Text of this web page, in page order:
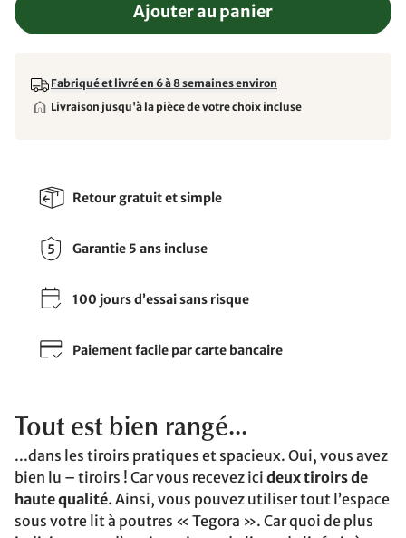
Ajouter au panier
Fabriqué et livré en 6 à 8 semaines environ
Livraison jusqu'à la pièce de votre choix incluse
Retour gratuit et simple
Garantie 5 ans incluse
100 jours d’essai sans risque
Paiement facile par carte bancaire
Tout est bien rangé...
...dans les tiroirs pratiques et spacieux. Oui, vous avez
bien lu – tiroirs ! Car vous recevez ici deux tiroirs de
haute qualité. Ainsi, vous pouvez utiliser tout l’espace
sous votre lit à poutres « Tegora ». Car quoi de plus